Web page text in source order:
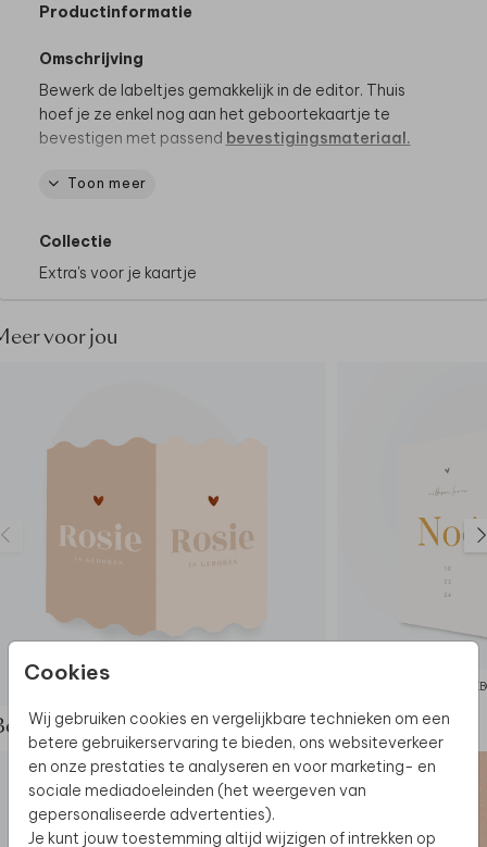
Cookies
Wij gebruiken cookies en vergelijkbare technieken om een
betere gebruikerservaring te bieden, ons websiteverkeer
en onze prestaties te analyseren en voor marketing- en
sociale mediadoeleinden (het weergeven van
gepersonaliseerde advertenties).
Je kunt jouw toestemming altijd wijzigen of intrekken op
Productinformatie
Omschrijving
Bewerk de labeltjes gemakkelijk in de editor. Thuis
hoef je ze enkel nog aan het geboortekaartje te
bevestigen met passend bevestigingsmateriaal.
Specificaties:
• Formaat: 2 x 8.5 cm
Toon meer
Collectie
Extra's voor je kaartje
voor jou
de complete set